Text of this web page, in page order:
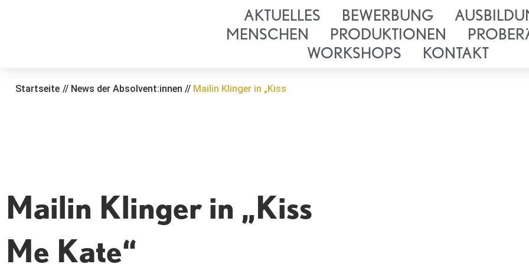
AKTUELLES BEWERBUNG
MENSCHEN
PRODUKTIONEN
WORKSHOPS
KONTAKT
Startseite // News der Absolvent:innen // Mailin Klinger in „Kiss
Mailin Klinger in „Kiss
Me Kate“